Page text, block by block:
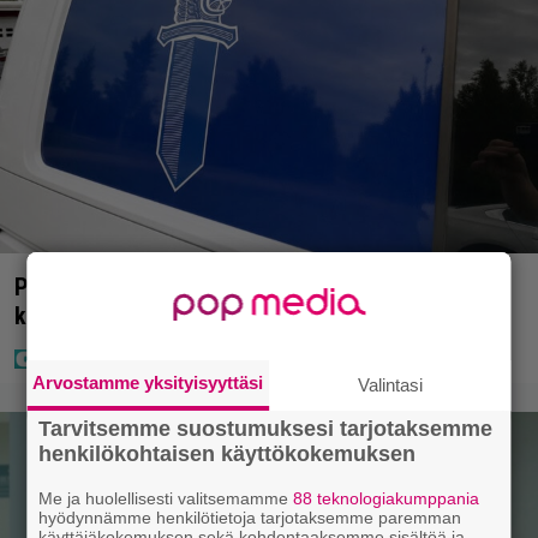
Poliisilla tehovalvonta – tästä kysymys ja näin
kauan kestää
Arvostamme yksityisyyttäsi Valintasi
Tarvitsemme suostumuksesi tarjotaksemme
henkilökohtaisen käyttökokemuksen
Me ja huolellisesti valitsemamme88 teknologiakumppania
hyödynnämme henkilötietoja tarjotaksemme paremman